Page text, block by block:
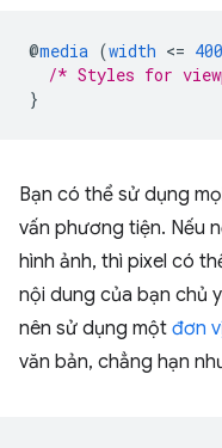
@media (width <=
/* Styles for
}
Bạn có thể sử dụng
vấn phương tiện. Nếu
hình ảnh, thì pixel có
nội dung của bạn chủ
nên sử dụng một đơn
văn bản, chẳng hạn